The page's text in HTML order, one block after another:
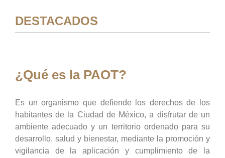
DESTACADOS
¿Qué es la PAOT?
Es un organismo que defiende los derechos de los
habitantes de la Ciudad de México, a disfrutar de un
ambiente adecuado y un territorio ordenado para su
desarrollo, salud y bienestar, mediante la promoción y
vigilancia de la aplicación y cumplimiento de la